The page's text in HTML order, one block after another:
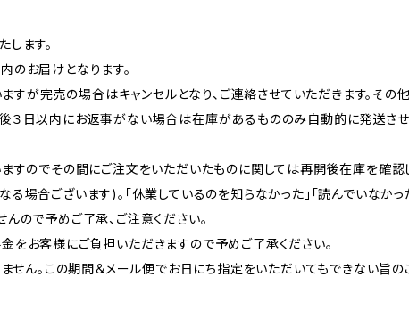
ます。
のお届けとなります。
すが完売の場合はキャンセルとなり、ご連絡させていただきます。その
３日以内にお返事がない場合は在庫があるもののみ自動的に発送さ
すのでその間にご注文をいただいたものに関しては再開後在庫を確認
合ございます)。「休業しているのを知らなかった」「読んでいなかっ
ので予めご了承、ご注意ください。
お客様にご負担いただきますので予めご了承ください。
せん。この期間＆メール便でお日にち指定をいただいてもできない旨